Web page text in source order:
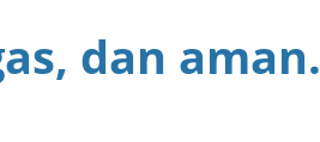
dan aman.